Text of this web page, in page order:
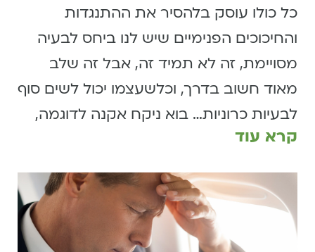
כל כולו עוסק בלהסיר את ההתנגדות
והחיכוכים הפנימיים שיש לנו ביחס לבעיה
מסויימת, זה לא תמיד זה, אבל זה שלב
מאוד חשוב בדרך, וכלשעצמו יכול לשים סוף
לבעיות כרוניות… בוא ניקח אקנה לדוגמה,
קרא עוד